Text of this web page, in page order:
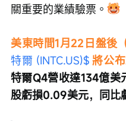
關重要的業績驗票。
美東時間1月22日盤後
特爾 (INTC.US)$ 將公
特爾Q4營收達134億美
股虧損0.09美元，同比